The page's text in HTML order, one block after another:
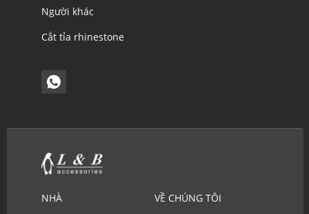
Người khác
Cắt tỉa rhinestone
NHÀ
VỀ CHÚNG TÔI